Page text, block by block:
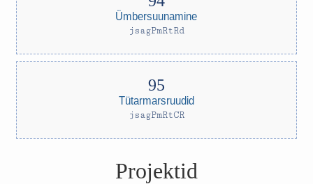
Ümbersuunamine
jsagPmRtRd
Tütarmarsruudid
jsagPmRtCR
Projektid